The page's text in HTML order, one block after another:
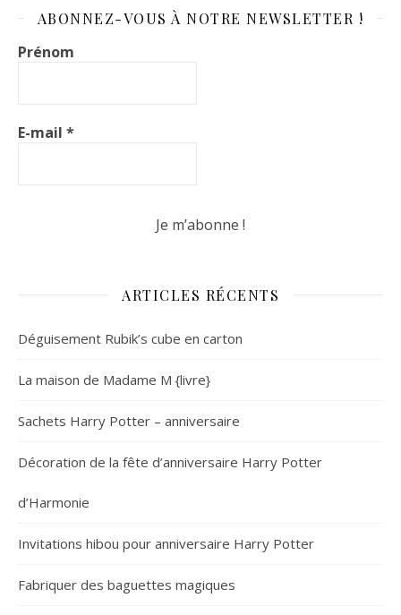
ABONNEZ-VOUS À NOTRE NEWSLETTER !
Prénom
E-mail *
ARTICLES RÉCENTS
Déguisement Rubik’s cube en carton
La maison de Madame M {livre}
Sachets Harry Potter – anniversaire
Décoration de la fête d’anniversaire Harry Potter
d’Harmonie
Invitations hibou pour anniversaire Harry Potter
Fabriquer des baguettes magiques